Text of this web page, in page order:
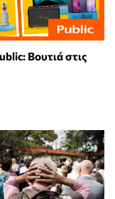
Βουτιά στις